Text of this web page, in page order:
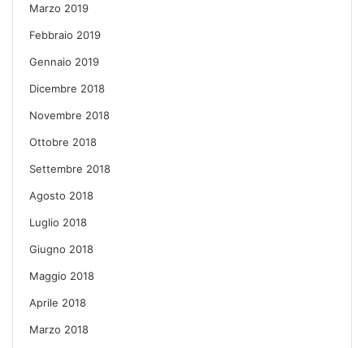
Marzo 2019
Febbraio 2019
Gennaio 2019
Dicembre 2018
Novembre 2018
Ottobre 2018
Settembre 2018
Agosto 2018
Luglio 2018
Giugno 2018
Maggio 2018
Aprile 2018
Marzo 2018